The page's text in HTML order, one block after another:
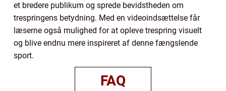
et bredere publikum og sprede bevidstheden om
trespringens betydning. Med en videoindsættelse får
læserne også mulighed for at opleve trespring visuelt
og blive endnu mere inspireret af denne fængslende
sport.
FAQ